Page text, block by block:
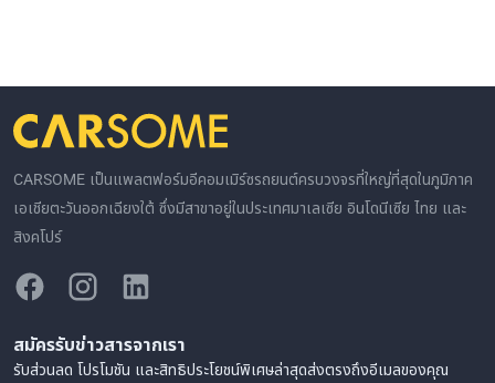
CARSOME เป็นแพลตฟอร์มอีคอมเมิร์ซรถยนต์ครบวงจรที่ใหญ่ที่สุดในภูมิภาค
เอเชียตะวันออกเฉียงใต้ ซึ่งมีสาขาอยู่ในประเทศมาเลเซีย อินโดนีเซีย ไทย และ
สิงคโปร์
สมัครรับข่าวสารจากเรา
รับส่วนลด โปรโมชัน และสิทธิประโยชน์พิเศษล่าสุดส่งตรงถึงอีเมลของคุณ